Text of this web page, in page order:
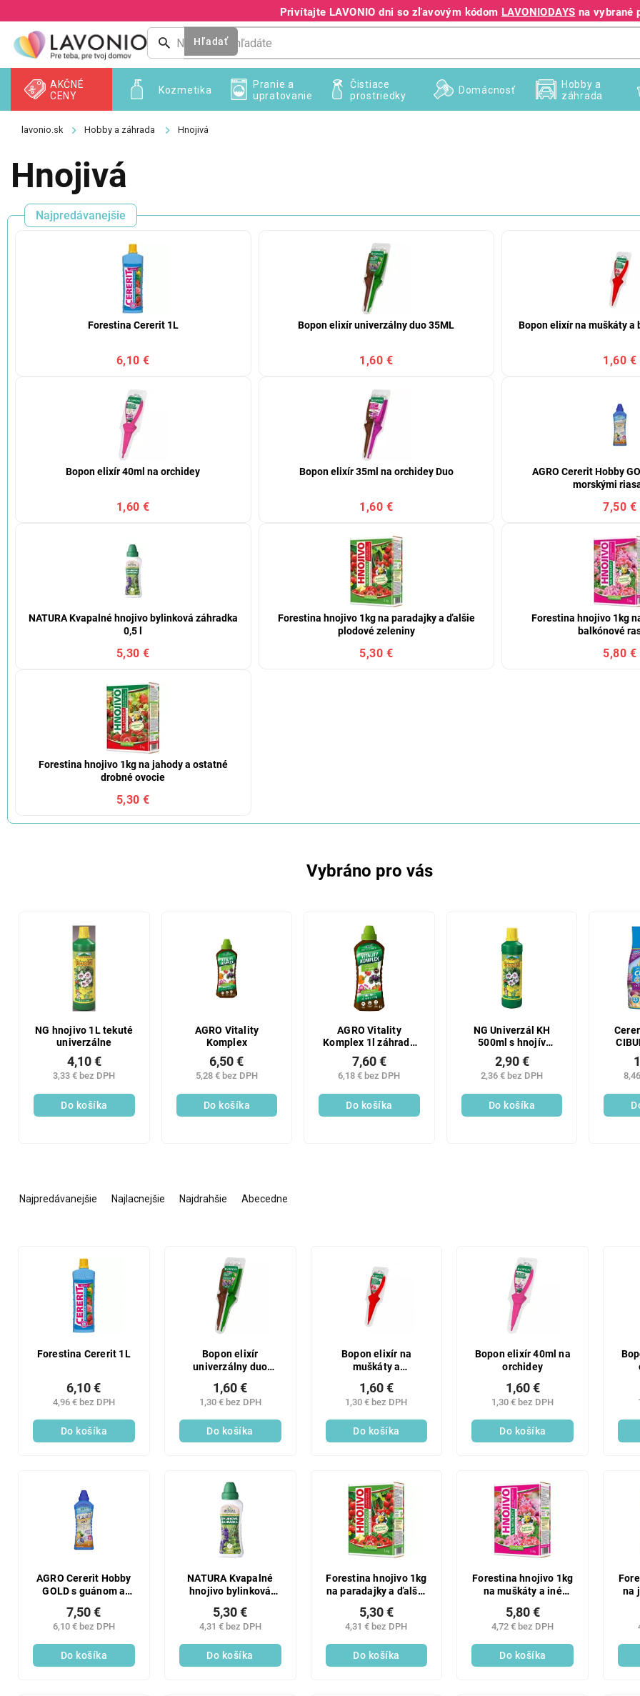
na
obsah
Privítajte LAVONIO dni so zľavovým kódom LAVONIODAYS na vybrané
+421 940 995 209
Hľadať
Kozmetika
AKČNÉ
CENY
Pranie a
upratovanie
Čistiace
prostriedky
Domácnosť
Hobby a
záhrada
Hobby a záhrada Hnojivá
Hnojivá
Najpredávanejšie
Forestina Cererit 1L
6,10 €
Bopon elixír univerzálny duo 35ML
1,60 €
Bopon elixír na muškáty a
1,60 €
Bopon elixír 40ml na orchidey
1,60 €
Bopon elixír 35ml na orchidey Duo
1,60 €
AGRO Cererit Hobby
morskými
7,50 €
NATURA Kvapalné hnojivo bylinková záhradka
0,5 l
5,30 €
Forestina hnojivo 1kg na paradajky a ďalšie
plodové zeleniny
5,30 €
Forestina hnojivo 1kg
balkónové
5,80 €
Forestina hnojivo 1kg na jahody a ostatné
drobné ovocie
5,30 €
Vybráno pro vás
NG hnojivo 1L tekuté
univerzálne
3,33 € bez DPH
4,10 €
Do košíka
AGRO Vitality
Komplex
5,28 € bez DPH
6,50 €
Do košíka
AGRO Vitality
Komplex 1l záhrada
probi
6,18 € bez DPH
7,60 €
Do košíka
NG Univerzál KH
500ml s hnojív
účinkom
2,36 € bez DPH
2,90 €
Do košíka
Najpredávanejšie Najlacnejšie Najdrahšie Abecedne
Forestina Cererit 1L
4,96 € bez DPH
6,10 €
Do košíka
Bopon elixír
univerzálny duo
1,30 € bez DPH
1,60 €
Do košíka
Bopon elixír na
muškáty a
1,30 € bez DPH
1,60 €
Do košíka
Bopon elixír 40ml na
orchidey
1,30 € bez DPH
1,60 €
Do košíka
AGRO Cererit Hobby
GOLD s guánom a
6,10 € bez DPH
7,50 €
Do košíka
NATURA Kvapalné
hnojivo bylinková
4,31 € bez DPH
5,30 €
Do košíka
Forestina hnojivo 1kg
na paradajky a ďalšie
4,31 € bez DPH
5,30 €
Do košíka
Forestina hnojivo 1kg
na muškáty a iné
4,72 € bez DPH
5,80 €
Do košíka
na